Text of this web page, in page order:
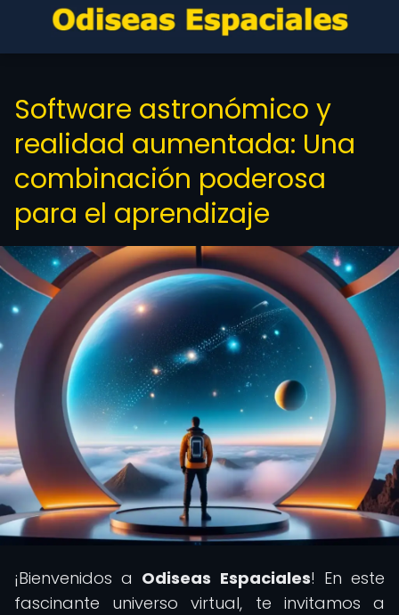
Software astronómico y
realidad aumentada: Una
combinación poderosa
para el aprendizaje
¡Bienvenidos a Odiseas Espaciales! En este
fascinante universo virtual, te invitamos a